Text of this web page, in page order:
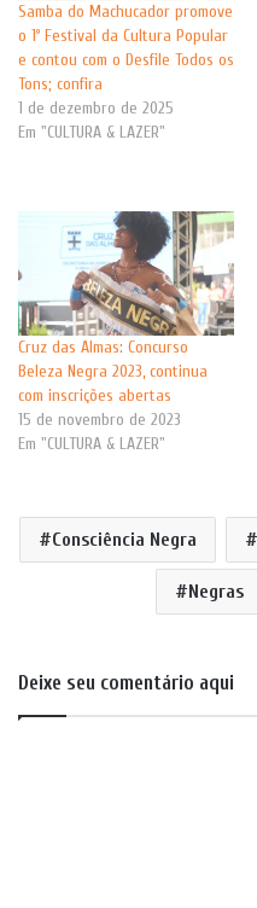
Samba do Machucador promove
o 1º Festival da Cultura Popular
e contou com o Desfile Todos os
Tons; confira
1 de dezembro de 2025
Em "CULTURA & LAZER"
Cruz das Almas: Concurso
Beleza Negra 2023, continua
com inscrições abertas
15 de novembro de 2023
Em "CULTURA & LAZER"
Consciência Negra
Negras
Deixe seu comentário aqui